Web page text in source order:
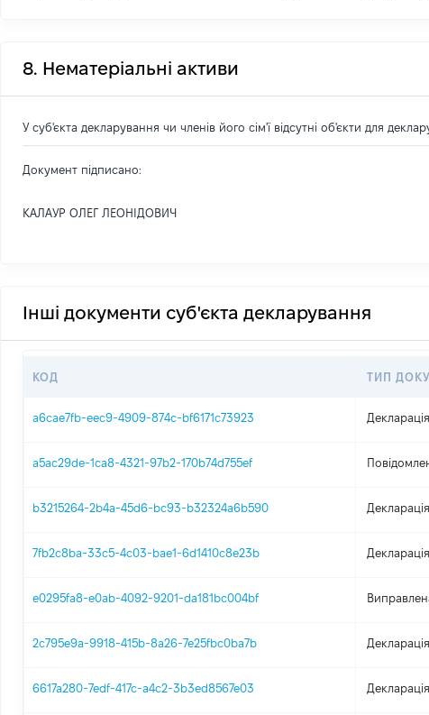
8. Нематеріальні активи
У суб'єкта декларування чи членів його сім'ї відсутні об'єкти для
Документ підписано:
КАЛАУР ОЛЕГ ЛЕОНІДОВИЧ
Інші документи суб'єкта декларування
КОД ТИП
a6cae7fb-eec9-4909-874c-bf6171c73923 Декларація
a5ac29de-1ca8-4321-97b2-170b74d755ef
b3215264-2b4a-45d6-bc93-b32324a6b590 Декларація
7fb2c8ba-33c5-4c03-bae1-6d1410c8e23b Декларація
e0295fa8-e0ab-4092-9201-da181bc004bf
2c795e9a-9918-415b-8a26-7e25fbc0ba7b Декларація
6617a280-7edf-417c-a4c2-3b3ed8567e03 Декларація